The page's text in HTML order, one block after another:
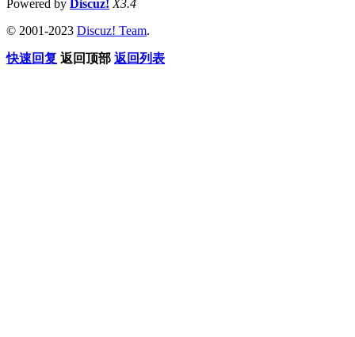
Powered by Discuz! X3.4
© 2001-2023 Discuz! Team.
快速回复 返回顶部 返回列表